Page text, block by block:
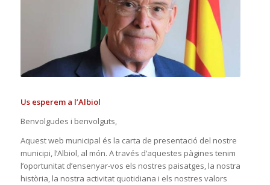
Us esperem a l’Albiol
Benvolgudes i benvolguts,
Aquest web municipal és la carta de presentació del nostre
municipi, l’Albiol, al món. A través d’aquestes pàgines tenim
l’oportunitat d’ensenyar-vos els nostres paisatges, la nostra
història, la nostra activitat quotidiana i els nostres valors